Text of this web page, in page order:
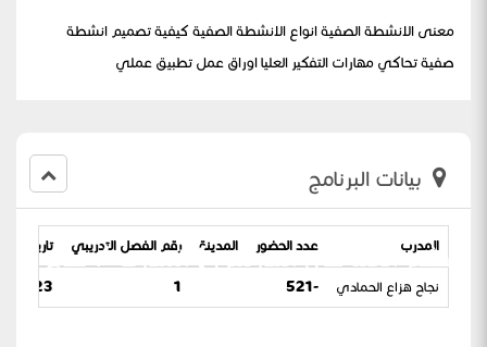
التفكير العليا في التدريس ) المدربه / نجاح
معنى الانشطة الصفية انواع الانشطة الصفية كيفية تصميم انشطة
صفية تحاكي مهارات التفكير العليا اوراق عمل تطبيق عملي
بيانات البرنامج
المدرب عدد الحضور المدينة رقم الفصل التدريبي تاريخ
نجاح هزاع الحمادي -521
1
/ 20-03-1445